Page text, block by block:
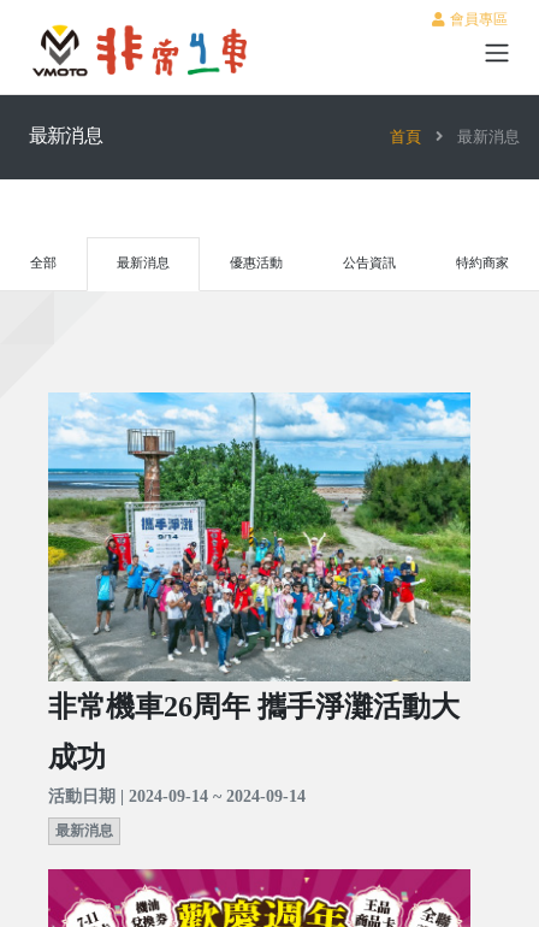
會員專區
最新消息 首頁 最新消息
全部 最新消息 優惠活動 公告資訊 特約商家
非常機車26周年 攜手淨灘活動大
成功
活動日期 | 2024-09-14 ~ 2024-09-14
最新消息